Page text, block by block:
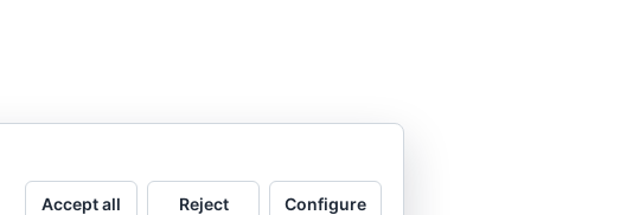
Accept all Reject Configure